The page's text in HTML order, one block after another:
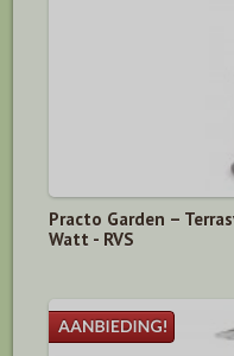
Practo Garden –
Watt - RVS